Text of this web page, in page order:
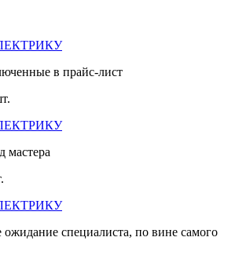
в прайс-лист
мастера
специалиста, по вине самого